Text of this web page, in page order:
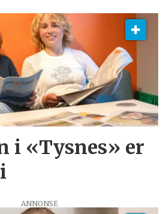
i «Tysnes» er
ANNONSE